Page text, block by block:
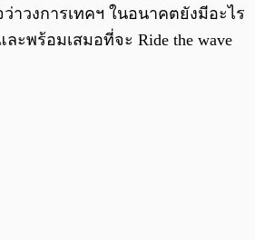
าวงการเทคฯ ในอนาคตยังมีอะไร
ะพร้อมเสมอที่จะ Ride the wave